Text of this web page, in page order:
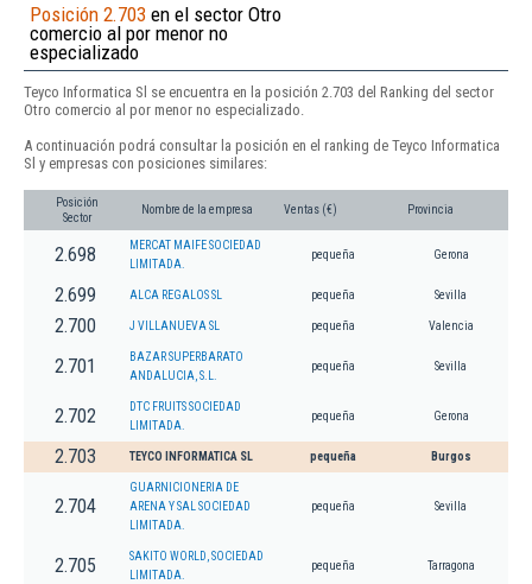
Posición 2.703 en el sector Otro
comercio al por menor no
especializado
Teyco Informatica Sl se encuentra en la posición 2.703 del Ranking del sector
Otro comercio al por menor no especializado.
A continuación podrá consultar la posición en el ranking de Teyco Informatica
Sl y empresas con posiciones similares:
Posición
Sector
Nombre de la empresa Ventas (€) Provincia
2.698
MERCAT MAIFE SOCIEDAD
LIMITADA.
pequeña Gerona
2.699 ALCA REGALOS SL pequeña Sevilla
2.700 J VILLANUEVA SL pequeña Valencia
2.701
BAZAR SUPERBARATO
ANDALUCIA, S.L.
pequeña Sevilla
2.702
DTC FRUITS SOCIEDAD
LIMITADA.
pequeña Gerona
2.703 TEYCO INFORMATICA SL pequeña Burgos
2.704
GUARNICIONERIA DE
ARENA Y SAL SOCIEDAD
LIMITADA.
pequeña Sevilla
2.705
SAKITO WORLD, SOCIEDAD
LIMITADA.
pequeña Tarragona